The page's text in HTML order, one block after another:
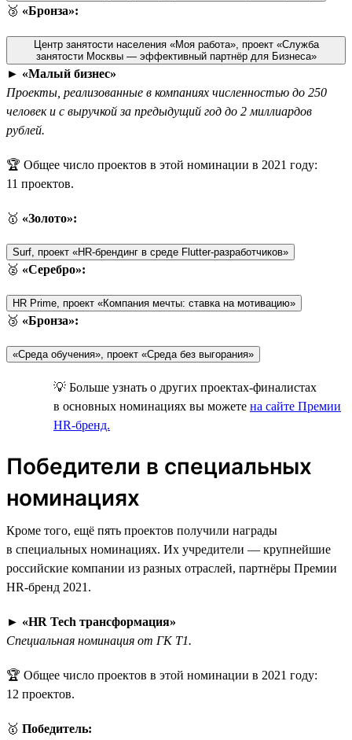
🥉 «Бронза»:
Центр занятости населения «Моя работа», проект «Служба
занятости Москвы — эффективный партнёр для Бизнеса»
► «Малый бизнес»
Проекты, реализованные в компаниях численностью до 250
человек и с выручкой за предыдущий год до 2 миллиардов
рублей.
🏆 Общее число проектов в этой номинации в 2021 году:
11 проектов.
🥇 «Золото»:
Surf, проект «HR-брендинг в среде Flutter-разработчиков»
🥈 «Серебро»:
HR Prime, проект «Компания мечты: ставка на мотивацию»
🥉 «Бронза»:
«Среда обучения», проект «Среда без выгорания»
💡 Больше узнать о других проектах-финалистах
в основных номинациях вы можете на сайте Премии
HR-бренд.
Победители в специальных
номинациях
Кроме того, ещё пять проектов получили награды
в специальных номинациях. Их учредители — крупнейшие
российские компании из разных отраслей, партнёры Премии
HR-бренд 2021.
► «HR Tech трансформация»
Специальная номинация от ГК Т1.
🏆 Общее число проектов в этой номинации в 2021 году:
12 проектов.
🥇 Победитель: